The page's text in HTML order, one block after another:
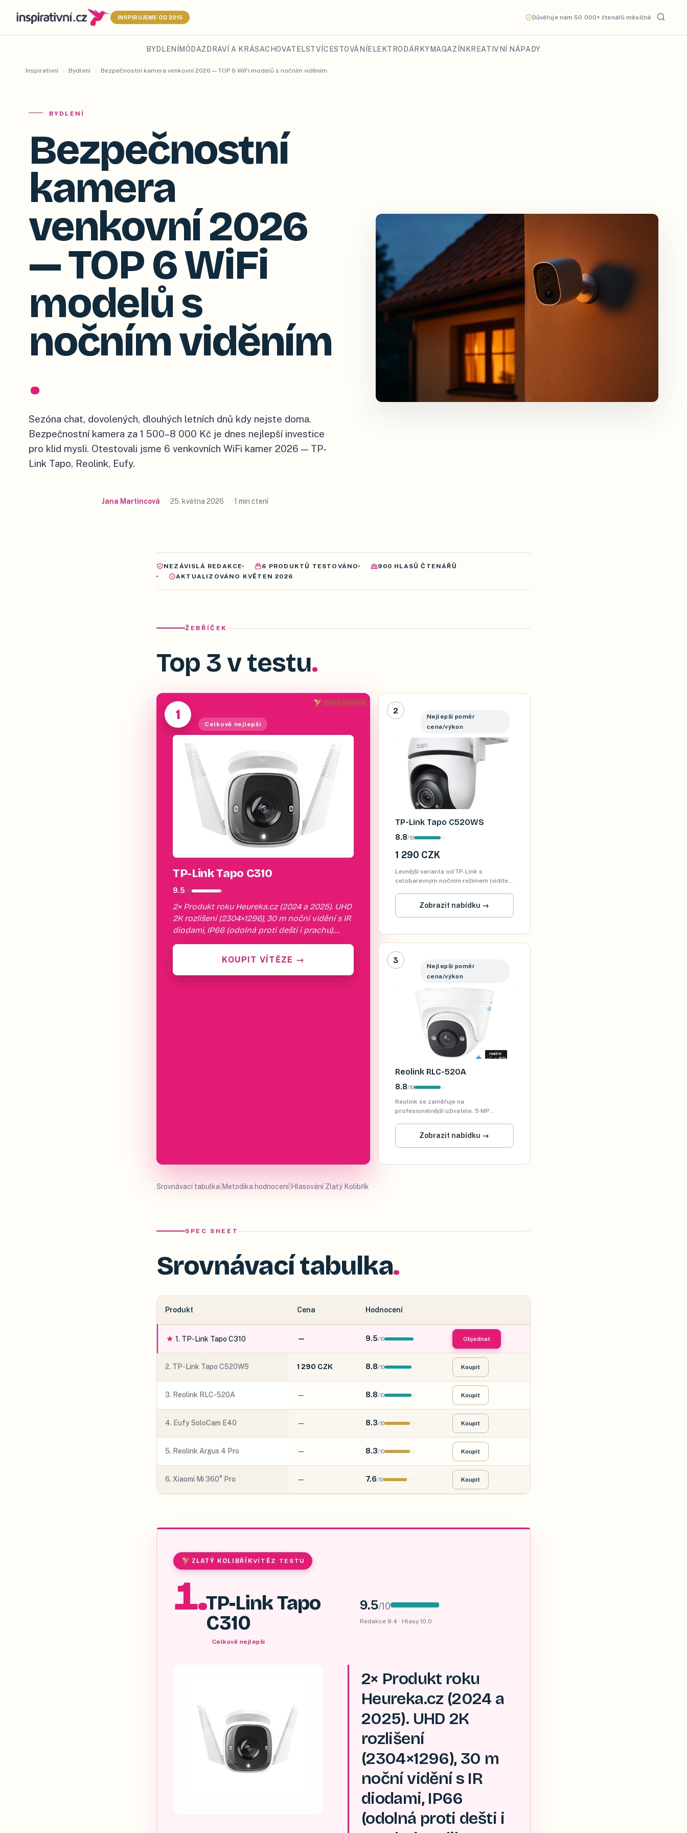
INSPIRUJEME OD 2015 Důvěřuje nám 50 000+ čtenářů měsíčně
BYDLENÍ MÓDAZDRAVÍ A KRÁSACHOVATELSTVÍCESTOVÁNÍ ELEKTRO DÁRKY MAGAZÍN KREATIVNÍ NÁPADY
Inspirativní / Bydlení / Bezpečnostní kamera venkovní 2026 — TOP 6 WiFi modelů s nočním viděním
BYDLENÍ
Bezpečnostní
kamera
venkovní 2026
— TOP 6 WiFi
modelů s
nočním viděním
.
Sezóna chat, dovolených, dlouhých letních dnů kdy nejste doma.
Bezpečnostní kamera za 1 500–8 000 Kč je dnes nejlepší investice
pro klid mysli. Otestovali jsme 6 venkovních WiFi kamer 2026 — TP-
Link Tapo, Reolink, Eufy.
Jana Martincová 25. května 2026 1 min čtení
NEZÁVISLÁ REDAKCE 6 PRODUKTŮ TESTOVÁNO 900 HLASŮ ČTENÁŘŮ
AKTUALIZOVÁNO KVĚTEN 2026
ŽEBŘÍČEK
Top 3 v testu
1
Zlatý Kolibřík
Celkově nejlepší
TP-Link Tapo C310
9.5/10
2× Produkt roku Heureka.cz (2024 a 2025). UHD
2K rozlišení (2304×1296), 30 m noční vidění s IR
diodami, IP66 (odolná proti dešti i prachu).
Aplikace Tapo v češtině, push notifikace na
KOUPIT VÍTĚZE →
2
Nejlepší poměr
cena/výkon
TP-Link Tapo C520WS
8.8/10
1 290 CZK
Levnější varianta od TP-Link s
celobarevným nočním režimem (vidíte i
místo 2K, ale pro většinu uživatelů
dostačující. Cena 1 290 Kč = nejlepší
cena/kvalita.
Zobrazit nabídku →
3
Nejlepší poměr
cena/výkon
Reolink RLC-520A
8.8/10
Reolink se zaměřuje na
profesionálnější uživatele. 5 MP
Ethernet — jeden kabel pro internet i
napájení, žádná druhá zásuvka). AI
detekce rozeznává osobu, auto, zvíř…
Zobrazit nabídku →
Srovnávací tabulka Metodika hodnocení Hlasování Zlatý Kolibřík
SPEC SHEET
Srovnávací tabulka
Produkt Cena Hodnocení
★ 1. TP-Link Tapo C310 — 9.5/10 Objednat
2. TP-Link Tapo C520WS 1 290 CZK 8.8/10 Koupit
3. Reolink RLC-520A — 8.8/10 Koupit
4. Eufy SoloCam E40 — 8.3/10 Koupit
5. Reolink Argus 4 Pro — 8.3/10 Koupit
6. Xiaomi Mi 360° Pro — 7.6/10 Koupit
ZLATÝ KOLIBŘÍKVÍTĚZ TESTU
1.TP-Link Tapo
C310
Celkově nejlepší
9.5/10
Redakce 9.4 · Hlasy 10.0
2× Produkt roku
Heureka.cz (2024 a
2025). UHD 2K
rozlišení
(2304×1296), 30 m
noční vidění s IR
diodami, IP66
(odolná proti dešti i